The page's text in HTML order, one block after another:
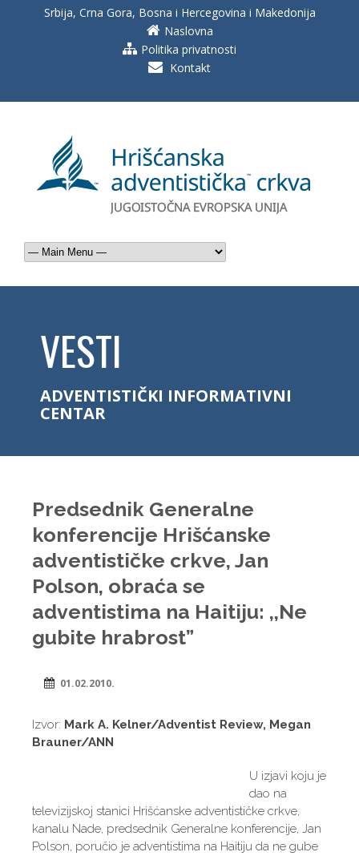
Srbija, Crna Gora, Bosna i Hercegovina i Makedonija
Naslovna
Politika privatnosti
Kontakt
VESTI
ADVENTISTIČKI INFORMATIVNI
CENTAR
Predsednik Generalne
konferencije Hrišćanske
adventističke crkve, Jan
Polson, obraća se
adventistima na Haitiju: ,,Ne
gubite hrabrost”
01.02.2010.
Izvor: Mark A. Kelner/Adventist Review, Megan
Brauner/ANN
U izjavi koju je
dao na
televizijskoj stanici Hrišćanske adventističke crkve,
kanalu Nade, predsednik Generalne konferencije, Jan
Polson, poručio je adventistima na Haitiju da ne gube